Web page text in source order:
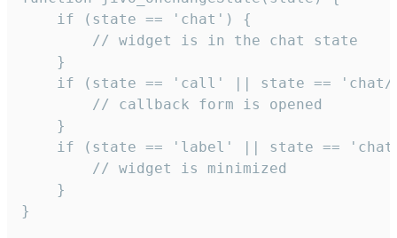
    if (state == 'chat') {
        // widget is in the chat state
    }
if (state == 'call' || state ==
        // callback form is opened
    }
if (state == 'label' || state ==
        // widget is minimized
    }
}